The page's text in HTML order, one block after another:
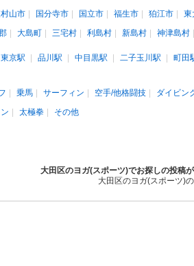
山市 国分寺市 国立市 福生市 狛江市 東
大島町 三宅村 利島村 新島村 神津島村
東京駅 品川駅 中目黒駅 二子玉川駅 町田
乗馬 サーフィン 空手/他格闘技 ダイビン
太極拳 その他
大田区のヨガ(スポーツ)でお探しの投稿
大田区のヨガ(スポーツ)